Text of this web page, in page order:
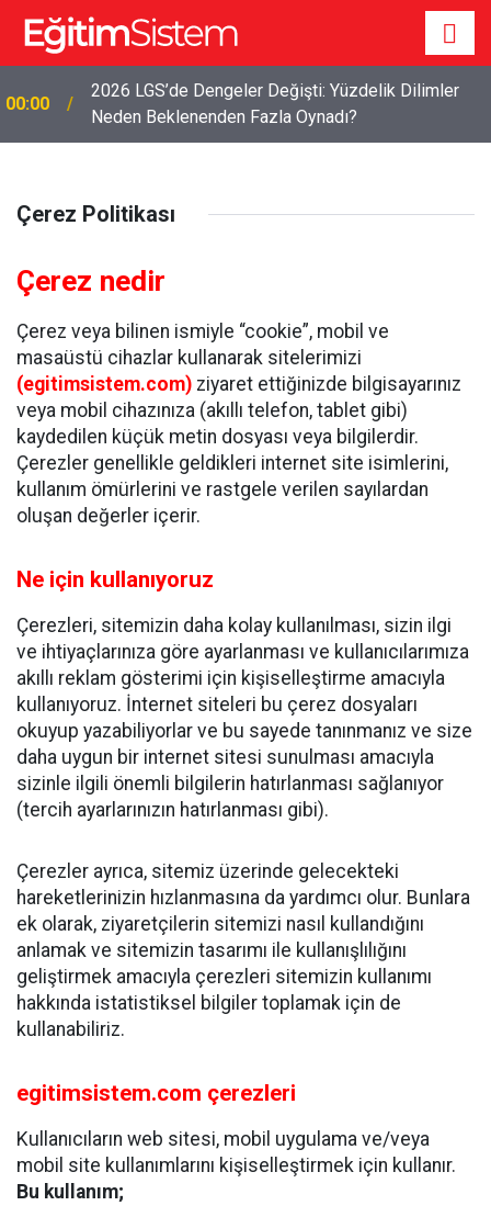
00:00
2026 LGS’de Dengeler Değişti: Yüzdelik Dilimler
Neden Beklenenden Fazla Oynadı?
Çerez Politikası
Çerez nedir
Çerez veya bilinen ismiyle “cookie”, mobil ve
masaüstü cihazlar kullanarak sitelerimizi
(egitimsistem.com) ziyaret ettiğinizde bilgisayarınız
veya mobil cihazınıza (akıllı telefon, tablet gibi)
kaydedilen küçük metin dosyası veya bilgilerdir.
Çerezler genellikle geldikleri internet site isimlerini,
kullanım ömürlerini ve rastgele verilen sayılardan
oluşan değerler içerir.
Ne için kullanıyoruz
Çerezleri, sitemizin daha kolay kullanılması, sizin ilgi
ve ihtiyaçlarınıza göre ayarlanması ve kullanıcılarımıza
akıllı reklam gösterimi için kişiselleştirme amacıyla
kullanıyoruz. İnternet siteleri bu çerez dosyaları
okuyup yazabiliyorlar ve bu sayede tanınmanız ve size
daha uygun bir internet sitesi sunulması amacıyla
sizinle ilgili önemli bilgilerin hatırlanması sağlanıyor
(tercih ayarlarınızın hatırlanması gibi).
Çerezler ayrıca, sitemiz üzerinde gelecekteki
hareketlerinizin hızlanmasına da yardımcı olur. Bunlara
ek olarak, ziyaretçilerin sitemizi nasıl kullandığını
anlamak ve sitemizin tasarımı ile kullanışlılığını
geliştirmek amacıyla çerezleri sitemizin kullanımı
hakkında istatistiksel bilgiler toplamak için de
kullanabiliriz.
egitimsistem.com çerezleri
Kullanıcıların web sitesi, mobil uygulama ve/veya
mobil site kullanımlarını kişiselleştirmek için kullanır.
Bu kullanım;